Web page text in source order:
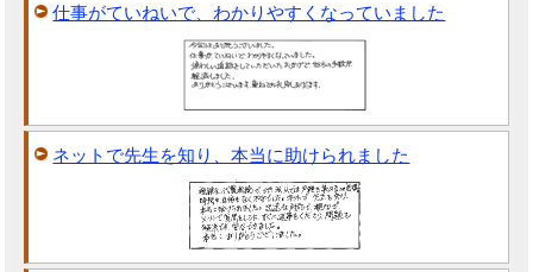
仕事がていねいで、わかりやすくなっていました
ネットで先生を知り、本当に助けられました